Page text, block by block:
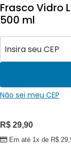
Frasco Vidro
500 ml
Não sei meu CEP
R$ 29,90
Em até 1x de R$